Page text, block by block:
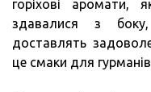
горіхові
здавалися з
доставлять
це смаки для